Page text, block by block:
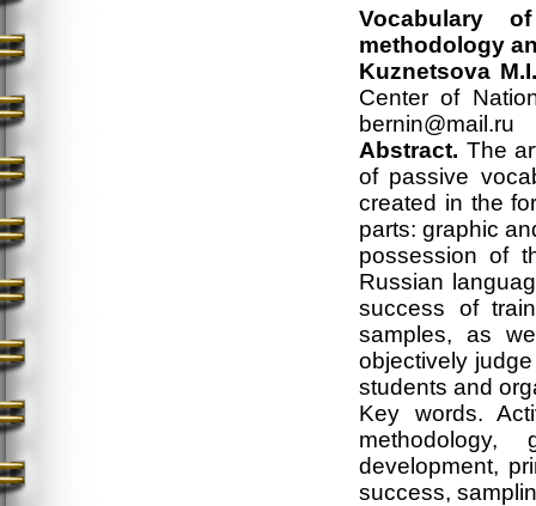
Vocabulary
methodology
Kuznetsova
Center of
bernin@mail.ru
Abstract. The
of passive
created in the
parts: graphic
possession of
Russian
success of
samples, as
objectively
students and
Key words.
methodology,
development,
success,